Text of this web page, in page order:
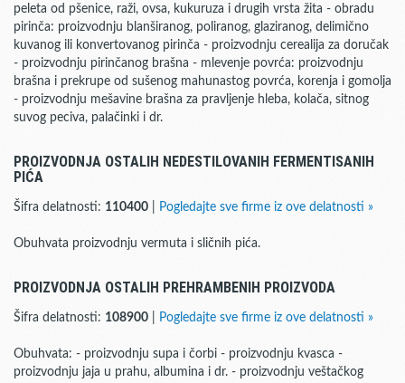
peleta od pšenice, raži, ovsa, kukuruza i drugih vrsta žita - obradu
pirinča: proizvodnju blanširanog, poliranog, glaziranog, delimično
kuvanog ili konvertovanog pirinča - proizvodnju cerealija za doručak
- proizvodnju pirinčanog brašna - mlevenje povrća: proizvodnju
brašna i prekrupe od sušenog mahunastog povrća, korenja i gomolja
- proizvodnju mešavine brašna za pravljenje hleba, kolača, sitnog
suvog peciva, palačinki i dr.
PROIZVODNJA OSTALIH NEDESTILOVANIH FERMENTISANIH
PIĆA
Šifra delatnosti: 110400 Pogledajte sve firme iz ove delatnosti »
Obuhvata proizvodnju vermuta i sličnih pića.
PROIZVODNJA OSTALIH PREHRAMBENIH PROIZVODA
Šifra delatnosti: 108900 Pogledajte sve firme iz ove delatnosti »
Obuhvata: - proizvodnju supa i čorbi - proizvodnju kvasca -
proizvodnju jaja u prahu, albumina i dr. - proizvodnju veštačkog